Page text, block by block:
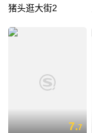
猪头逛大街2
7.7